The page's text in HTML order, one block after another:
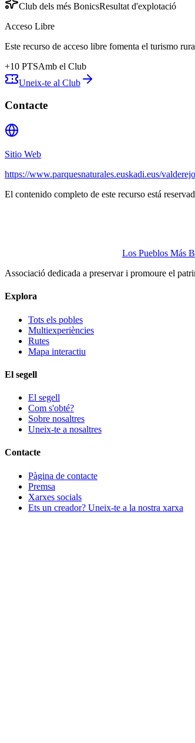
Club dels més BonicsResultat d'explotació
Acceso Libre
Este recurso de acceso libre fomenta el turismo
+10 PTSAmb el Club
Uneix-te al Club
Contacte
Sitio Web
https://www.parquesnaturales.euskadi.eus/valderejo
El contenido completo de este recurso está
Los Pueblos Más
Associació dedicada a preservar i promoure el
Explora
Tots els pobles
Multiexperiències
Rutes
Mapa interactiu
El segell
El segell
Com s'obté?
Sobre nosaltres
Uneix-te a nosaltres
Contacte
Pàgina de contacte
Premsa
Xarxes socials
Ets un creador? Uneix-te a la nostra xarxa